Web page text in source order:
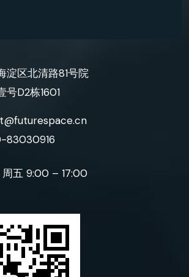
淀区北清路81号院
号D2栋1601
83030916
周五 9:00 – 17:00